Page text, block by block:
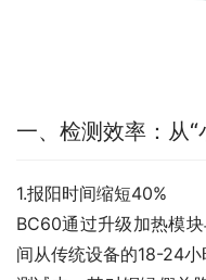
一、检测效率：从“
1.报阳时间缩短40%
BC60通过升级加热模
间从传统设备的18-24